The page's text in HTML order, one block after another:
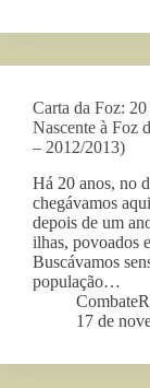
Carta da Foz:
Nascente à Foz
– 2012/2013)
Há 20 anos, no
chegávamos
depois de um
ilhas, povoados
Buscávamos
população…
17 de